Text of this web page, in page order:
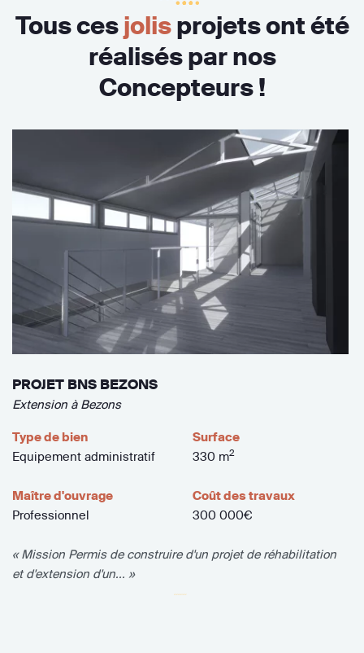
Tous cesjolisprojets ont été
réalisés par nos
Concepteurs !
PROJET BNS BEZONS
Extension à Bezons
Type de bien
Equipement administratif
Surface
330 m2
Maître d'ouvrage
Professionnel
Coût des travaux
300 000€
« Mission Permis de construire d'un projet de réhabilitation
et d'extension d'un... »